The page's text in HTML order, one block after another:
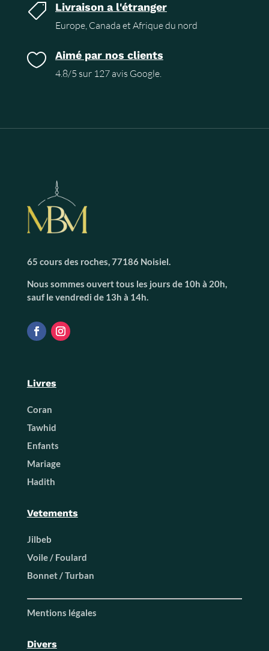
 Livraison a l'étranger
Europe, Canada et Afrique du nord
 Aimé par nos clients
4.8/5 sur 127 avis Google.
65 cours des roches, 77186 Noisiel.
Nous sommes ouvert tous les jours de 10h à 20h,
sauf le vendredi de 13h à 14h.
Livres
Coran
Tawhid
Enfants
Mariage
Hadith
Vetements
Jilbeb
Voile / Foulard
Bonnet / Turban
Mentions légales
Divers